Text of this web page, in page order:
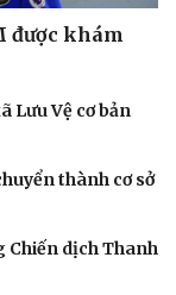
được khám
Lưu Vệ cơ bản
thành cơ sở
Chiến dịch Thanh